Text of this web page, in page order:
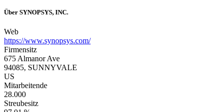
Über SYNOPSYS, INC.
Web
https://www.synopsys.com/
Firmensitz
675 Almanor Ave
94085, SUNNYVALE
US
Mitarbeitende
28.000
Streubesitz